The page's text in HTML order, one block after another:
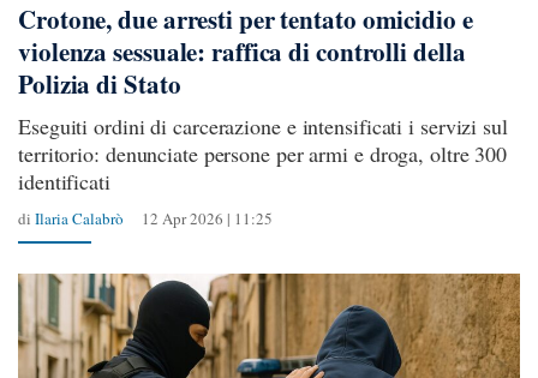
Crotone, due arresti per tentato omicidio e
violenza sessuale: raffica di controlli della
Polizia di Stato
Eseguiti ordini di carcerazione e intensificati i servizi sul
territorio: denunciate persone per armi e droga, oltre 300
identificati
di Ilaria Calabrò 12 Apr 2026 | 11:25